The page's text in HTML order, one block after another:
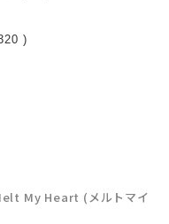
)
My Heart (メルトマイ